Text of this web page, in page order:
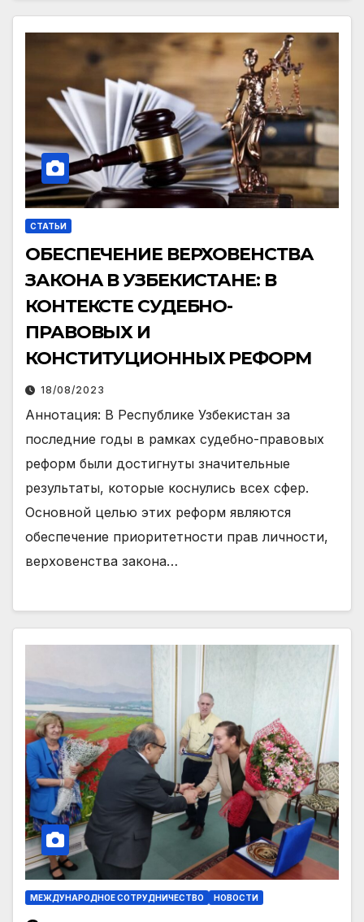
СТАТЬИ
ОБЕСПЕЧЕНИЕ ВЕРХОВЕНСТВА
ЗАКОНА В УЗБЕКИСТАНЕ: В
КОНТЕКСТЕ СУДЕБНО-
ПРАВОВЫХ И
КОНСТИТУЦИОННЫХ РЕФОРМ
18/08/2023
Аннотация: В Республике Узбекистан за
последние годы в рамках судебно-правовых
реформ были достигнуты значительные
результаты, которые коснулись всех сфер.
Основной целью этих реформ являются
обеспечение приоритетности прав личности,
верховенства закона…
МЕЖДУНАРОДНОЕ СОТРУДНИЧЕСТВО НОВОСТИ